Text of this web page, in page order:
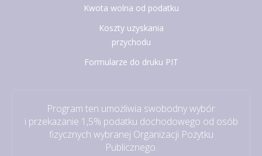
Kwota wolna od podatku
Koszty uzyskania
przychodu
Formularze do druku PIT
Program ten umożliwia swobodny wybór
i przekazanie 1,5% podatku dochodowego od osób
fizycznych wybranej Organizacji Pożytku
Publicznego.